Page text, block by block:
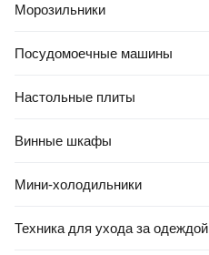
Морозильники
Посудомоечные машины
Настольные плиты
Винные шкафы
Мини-холодильники
Техника для ухода за одеждой